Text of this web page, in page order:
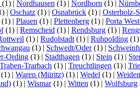
(1) | Nordhausen (1) | Nordhorn (1) |
| Oschatz (1) | Osnabrück (1) | Osterholz-
(1) | Plauen (1) | Plettenberg (1) | Porta
(1) | Remscheid (1) | Rendsburg (1) |
(1) | Rudolstadt (1) | Ruhpolding (1)
(1) | Schwedt/Oder(1) |
Ording (1) | Stadthagen (1) | Stein (1) |
Traben-Trarbach (1) | Treuchtlingen (1) |
(1) | Waren (Müritz) (1) | Wedel (1) |
(1) | Wismar(1) | Witten (1) | Wolfsburg